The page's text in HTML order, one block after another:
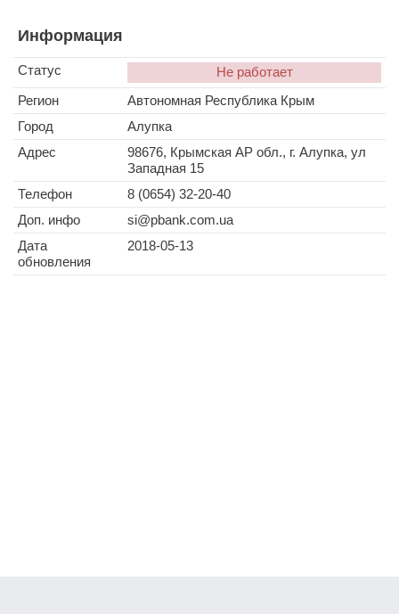
Информация
Статус
Не работает
Регион
Автономная Республика Крым
Город
Алупка
Адрес
98676, Крымская АР обл., г. Алупка, ул
Западная 15
Телефон
8 (0654) 32-20-40
Доп. инфо
si@pbank.com.ua
Дата
обновления
2018-05-13